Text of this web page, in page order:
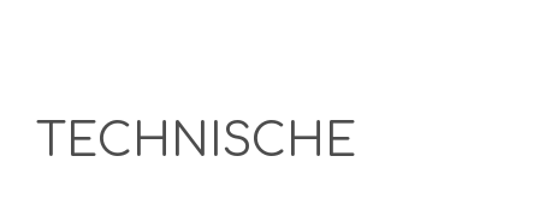
TECHNISCHE